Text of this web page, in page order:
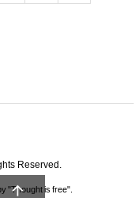
Reserved.
"Thought is free".
